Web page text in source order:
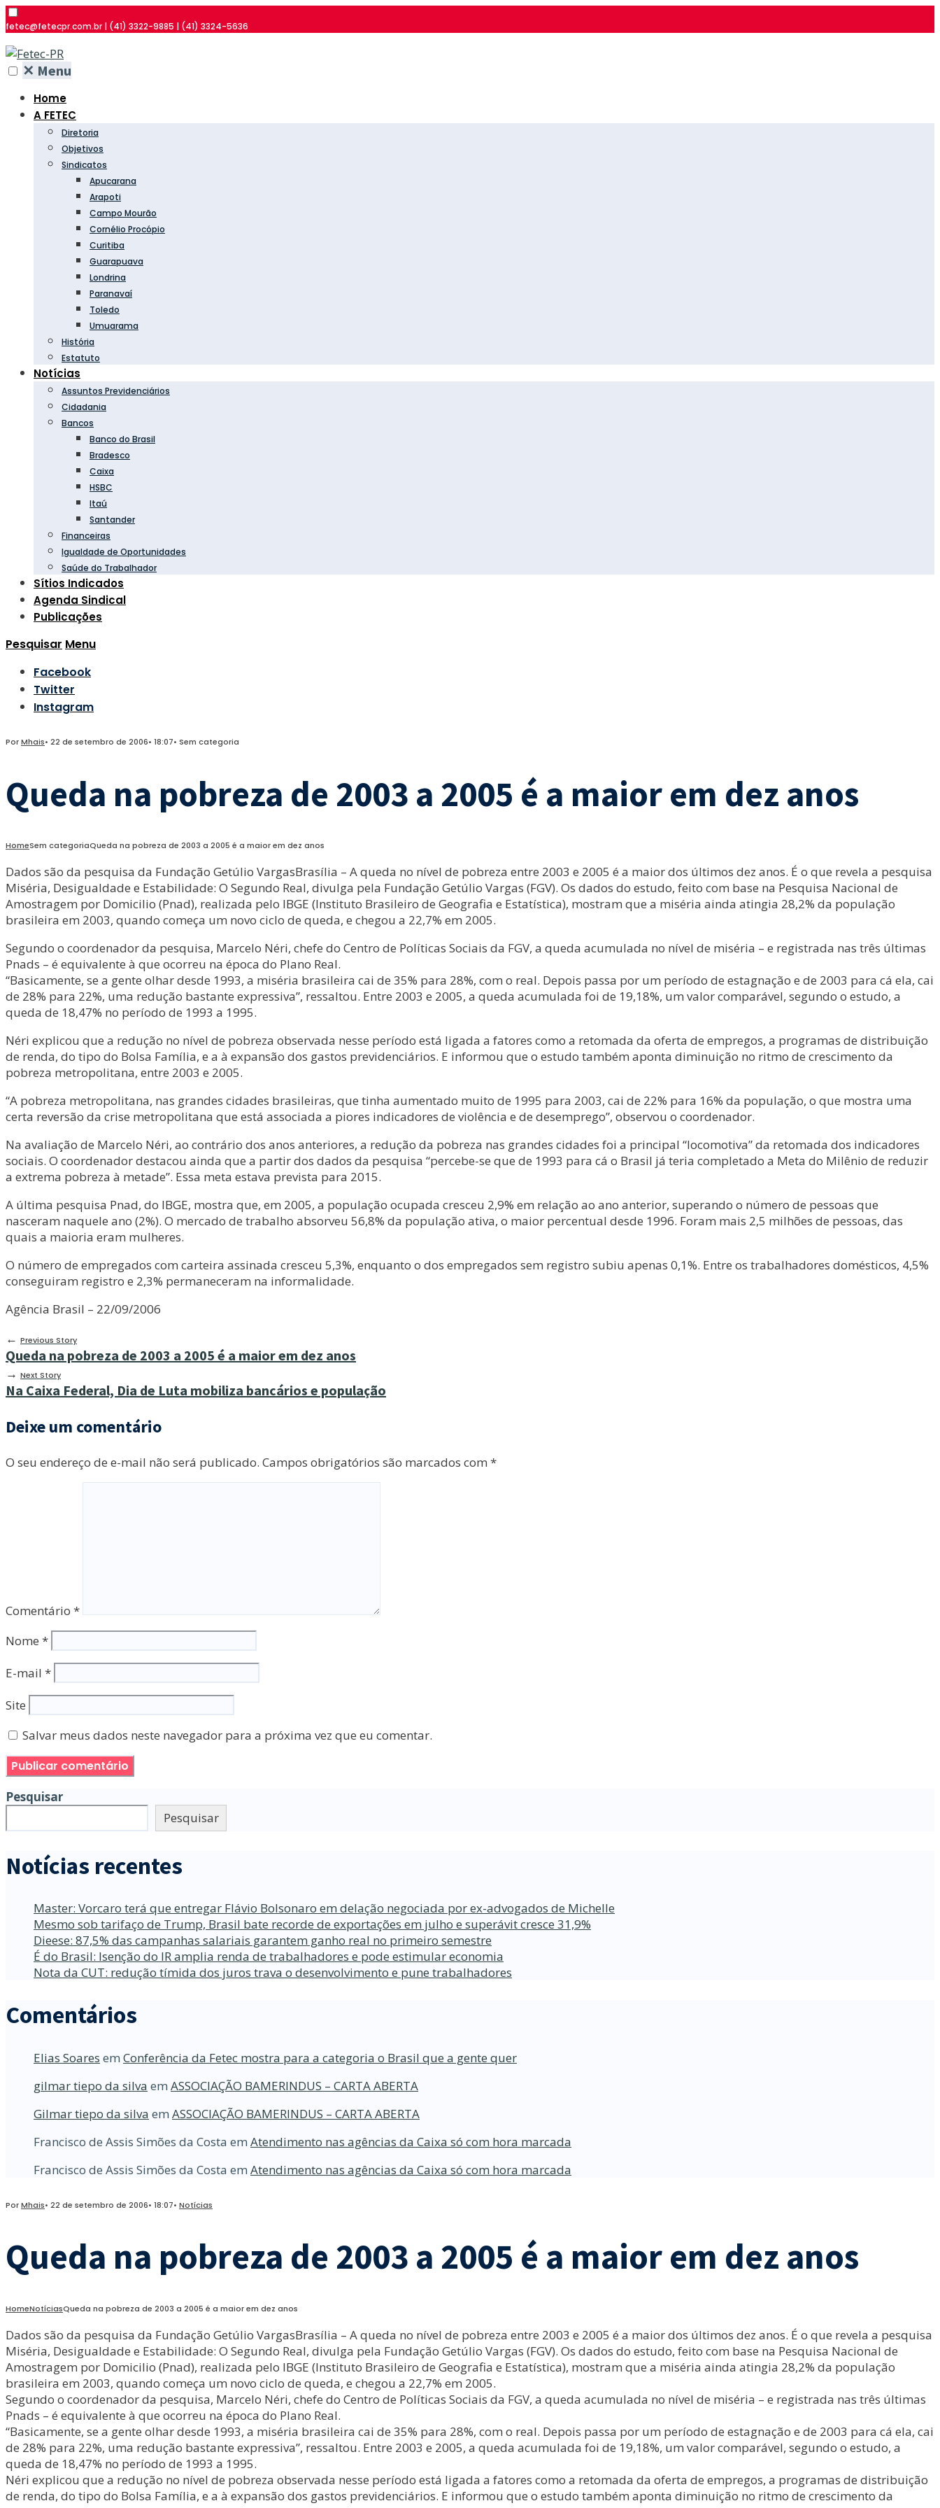
fetec@fetecpr.com.br | (41) 3322-9885 | (41) 3324-5636
✕ Menu
Home
A FETEC
Diretoria
Objetivos
Sindicatos
Apucarana
Arapoti
Campo Mourão
Cornélio Procópio
Curitiba
Guarapuava
Londrina
Paranavaí
Toledo
Umuarama
História
Estatuto
Notícias
Assuntos Previdenciários
Cidadania
Bancos
Banco do Brasil
Bradesco
Caixa
HSBC
Itaú
Santander
Financeiras
Igualdade de Oportunidades
Saúde do Trabalhador
Sítios Indicados
Agenda Sindical
Publicações
Pesquisar Menu
Facebook
Twitter
Instagram
PorMhais• 22 de setembro de 2006• 18:07• Sem categoria
Queda na pobreza de 2003 a 2005 é a maior em dez anos
HomeSem categoriaQueda na pobreza de 2003 a 2005 é a maior em dez anos
Dados são da pesquisa da Fundação Getúlio VargasBrasília – A queda no nível de pobreza entre 2003 e 2005 é a maior dos últimos dez anos. É o que revela a pesquisa
Miséria, Desigualdade e Estabilidade: O Segundo Real, divulga pela Fundação Getúlio Vargas (FGV). Os dados do estudo, feito com base na Pesquisa Nacional de
Amostragem por Domicilio (Pnad), realizada pelo IBGE (Instituto Brasileiro de Geografia e Estatística), mostram que a miséria ainda atingia 28,2% da população
brasileira em 2003, quando começa um novo ciclo de queda, e chegou a 22,7% em 2005.
Segundo o coordenador da pesquisa, Marcelo Néri, chefe do Centro de Políticas Sociais da FGV, a queda acumulada no nível de miséria – e registrada nas três últimas
Pnads – é equivalente à que ocorreu na época do Plano Real.
“Basicamente, se a gente olhar desde 1993, a miséria brasileira cai de 35% para 28%, com o real. Depois passa por um período de estagnação e de 2003 para cá ela, cai
de 28% para 22%, uma redução bastante expressiva”, ressaltou. Entre 2003 e 2005, a queda acumulada foi de 19,18%, um valor comparável, segundo o estudo, a
queda de 18,47% no período de 1993 a 1995.
Néri explicou que a redução no nível de pobreza observada nesse período está ligada a fatores como a retomada da oferta de empregos, a programas de distribuição
de renda, do tipo do Bolsa Família, e a à expansão dos gastos previdenciários. E informou que o estudo também aponta diminuição no ritmo de crescimento da
pobreza metropolitana, entre 2003 e 2005.
“A pobreza metropolitana, nas grandes cidades brasileiras, que tinha aumentado muito de 1995 para 2003, cai de 22% para 16% da população, o que mostra uma
certa reversão da crise metropolitana que está associada a piores indicadores de violência e de desemprego”, observou o coordenador.
Na avaliação de Marcelo Néri, ao contrário dos anos anteriores, a redução da pobreza nas grandes cidades foi a principal “locomotiva” da retomada dos indicadores
sociais. O coordenador destacou ainda que a partir dos dados da pesquisa “percebe-se que de 1993 para cá o Brasil já teria completado a Meta do Milênio de reduzir
a extrema pobreza à metade”. Essa meta estava prevista para 2015.
A última pesquisa Pnad, do IBGE, mostra que, em 2005, a população ocupada cresceu 2,9% em relação ao ano anterior, superando o número de pessoas que
nasceram naquele ano (2%). O mercado de trabalho absorveu 56,8% da população ativa, o maior percentual desde 1996. Foram mais 2,5 milhões de pessoas, das
quais a maioria eram mulheres.
O número de empregados com carteira assinada cresceu 5,3%, enquanto o dos empregados sem registro subiu apenas 0,1%. Entre os trabalhadores domésticos, 4,5%
conseguiram registro e 2,3% permaneceram na informalidade.
Agência Brasil – 22/09/2006
← Previous Story
Queda na pobreza de 2003 a 2005 é a maior em dez anos
→ Next Story
Na Caixa Federal, Dia de Luta mobiliza bancários e população
Deixe um comentário
O seu endereço de e-mail não será publicado. Campos obrigatórios são marcados com *
Comentário *
Nome *
E-mail *
Site
Salvar meus dados neste navegador para a próxima vez que eu comentar.
Pesquisar
Pesquisar
Notícias recentes
Master: Vorcaro terá que entregar Flávio Bolsonaro em delação negociada por ex-advogados de Michelle
Mesmo sob tarifaço de Trump, Brasil bate recorde de exportações em julho e superávit cresce 31,9%
Dieese: 87,5% das campanhas salariais garantem ganho real no primeiro semestre
É do Brasil: Isenção do IR amplia renda de trabalhadores e pode estimular economia
Nota da CUT: redução tímida dos juros trava o desenvolvimento e pune trabalhadores
Comentários
Elias Soares em Conferência da Fetec mostra para a categoria o Brasil que a gente quer
gilmar tiepo da silva em ASSOCIAÇÃO BAMERINDUS – CARTA ABERTA
Gilmar tiepo da silva em ASSOCIAÇÃO BAMERINDUS – CARTA ABERTA
Francisco de Assis Simões da Costa em Atendimento nas agências da Caixa só com hora marcada
Francisco de Assis Simões da Costa em Atendimento nas agências da Caixa só com hora marcada
PorMhais• 22 de setembro de 2006• 18:07• Notícias
Queda na pobreza de 2003 a 2005 é a maior em dez anos
HomeNotíciasQueda na pobreza de 2003 a 2005 é a maior em dez anos
Dados são da pesquisa da Fundação Getúlio VargasBrasília – A queda no nível de pobreza entre 2003 e 2005 é a maior dos últimos dez anos. É o que revela a pesquisa
Miséria, Desigualdade e Estabilidade: O Segundo Real, divulga pela Fundação Getúlio Vargas (FGV). Os dados do estudo, feito com base na Pesquisa Nacional de
Amostragem por Domicilio (Pnad), realizada pelo IBGE (Instituto Brasileiro de Geografia e Estatística), mostram que a miséria ainda atingia 28,2% da população
brasileira em 2003, quando começa um novo ciclo de queda, e chegou a 22,7% em 2005.
Segundo o coordenador da pesquisa, Marcelo Néri, chefe do Centro de Políticas Sociais da FGV, a queda acumulada no nível de miséria – e registrada nas três últimas
Pnads – é equivalente à que ocorreu na época do Plano Real.
“Basicamente, se a gente olhar desde 1993, a miséria brasileira cai de 35% para 28%, com o real. Depois passa por um período de estagnação e de 2003 para cá ela, cai
de 28% para 22%, uma redução bastante expressiva”, ressaltou. Entre 2003 e 2005, a queda acumulada foi de 19,18%, um valor comparável, segundo o estudo, a
queda de 18,47% no período de 1993 a 1995.
Néri explicou que a redução no nível de pobreza observada nesse período está ligada a fatores como a retomada da oferta de empregos, a programas de distribuição
de renda, do tipo do Bolsa Família, e a à expansão dos gastos previdenciários. E informou que o estudo também aponta diminuição no ritmo de crescimento da